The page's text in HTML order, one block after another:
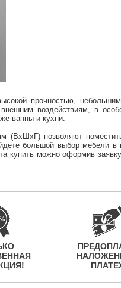
прочностью,
воздействиям, в
ванны и кухни.
(ВхШхГ) позволяют
большой выбор мебели в
купить можно оформив